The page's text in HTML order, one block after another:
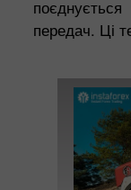
передач. Ці